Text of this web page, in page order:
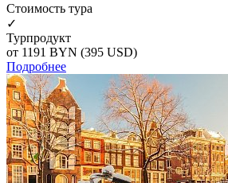
Cтоимость тура
✓
Турпродукт
от 1191 BYN (395 USD)
Подробнее